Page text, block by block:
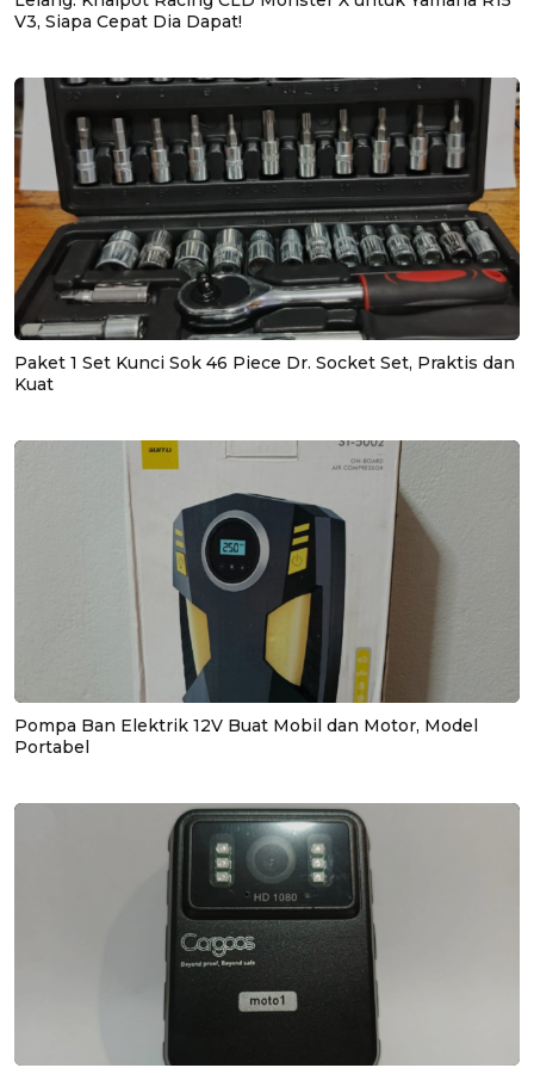
V3, Siapa Cepat Dia Dapat!
Paket 1 Set Kunci Sok 46 Piece Dr. Socket Set, Praktis dan
Kuat
Pompa Ban Elektrik 12V Buat Mobil dan Motor, Model
Portabel